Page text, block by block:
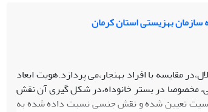
سازمان بهزیستی استان کرمان
مقایسه با افراد بهنجار،می پردازد.هویت ابعاد
مخصوصا در بستر خانوداه،در شکل گیری آن نقش
جنسیت تعیین شده و نقش جنسی نسبت داده شده به